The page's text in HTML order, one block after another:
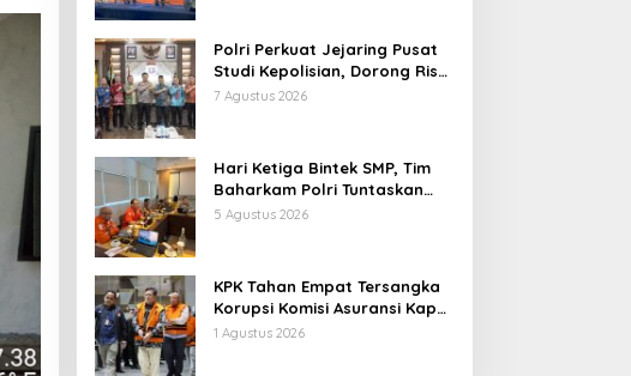
Polri Perkuat Jejaring Pusat
Studi Kepolisian, Dorong Riset
Jadi Dasar Kebijakan dan
7 Agustus 2026
Hari Ketiga Bintek SMP, Tim
Baharkam Polri Tuntaskan
Pemeriksaan Pola
5 Agustus 2026
KPK Tahan Empat Tersangka
Korupsi Komisi Asuransi Kapal
PT Pelni
1 Agustus 2026